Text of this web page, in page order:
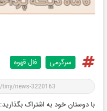
سرگرمی فال قهوه
با دوستان خود به اشتراک بگذارید: